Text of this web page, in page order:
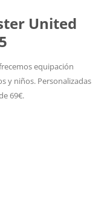
United
equipación
y niños. Personalizadas
69€.